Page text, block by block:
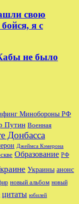
свою
я с
не было
Минобороны РФ
Путин Военная
Донбасса
Джеймса Кэмерона
Образование РФ
Украины анонс
новый альбом новый
цитаты юбилей